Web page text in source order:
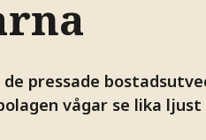
pressade
vågar se lika